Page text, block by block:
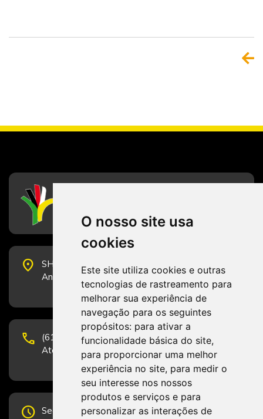
O nosso site usa
cookies
Este site utiliza cookies e outras
tecnologias de rastreamento para
melhorar sua experiência de
navegação para os seguintes
propósitos: para ativar a
funcionalidade básica do site,
para proporcionar uma melhor
experiência no site, para medir o
seu interesse nos nossos
produtos e serviços e para
personalizar as interações de
place
SHS Quadra 6, Bloco E, Complexo Brasil 21, 20º
Andar, Sala 2001 - CEP 70322-915 - Brasília/DF
phone
(61) 3223-1652 e (61) 98131-3801.
Atendimento por telefone em horário comercial
schedule Segunda-feira a Sexta-feira de 12h às 19h.